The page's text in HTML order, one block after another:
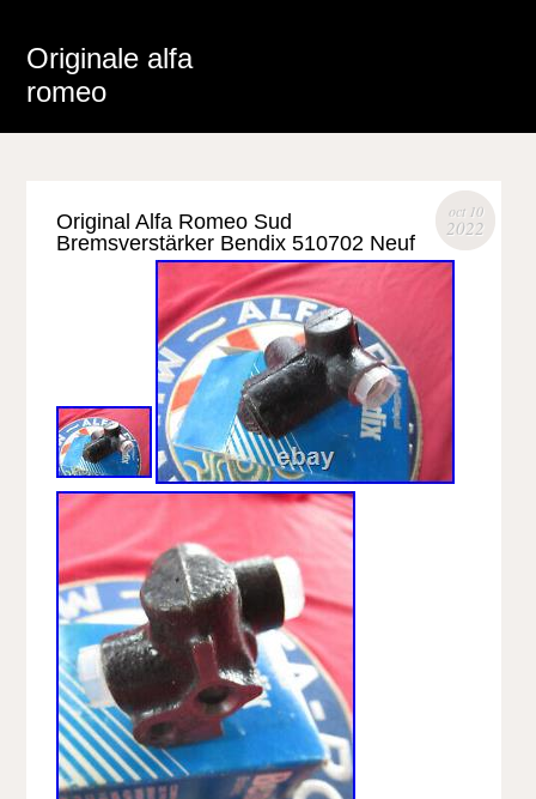
Originale alfa
romeo
oct 10
2022
Original Alfa Romeo Sud
Bremsverstärker Bendix 510702 Neuf